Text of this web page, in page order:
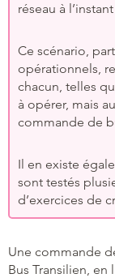
réseau à
Ce scénario,
opérationnels,
chacun, telles
à opérer, mais
commande de
Il en existe
sont testés
d’exercices de
Une commande
Bus Transilien,